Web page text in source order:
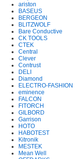
ariston
BASEUS
BERGEON
BLITZWOLF
Bare Conductive
CK TOOLS
CTEK
Central
Clever
Contrust
DELI
Diamond
ELECTRO-FASHION
eminence
FALCON
FITORCH
GILBORD
Garrison
HOTO
HABOTEST
Kitronik
MESTEK
Mean Well